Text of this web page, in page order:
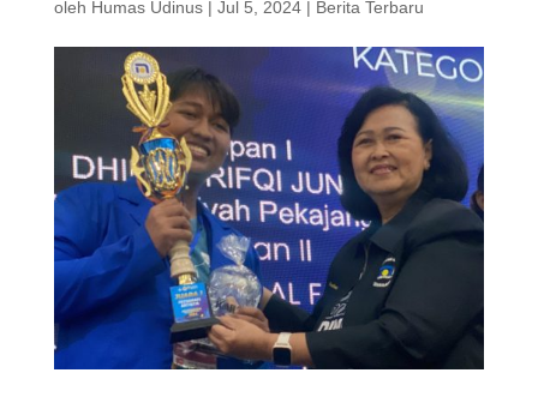
oleh Humas Udinus| Jul 5, 2024| Berita Terbaru